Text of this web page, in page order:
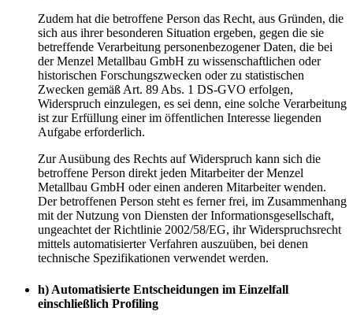
Zudem hat die betroffene Person das Recht, aus Gründen, die
sich aus ihrer besonderen Situation ergeben, gegen die sie
betreffende Verarbeitung personenbezogener Daten, die bei
der Menzel Metallbau GmbH zu wissenschaftlichen oder
historischen Forschungszwecken oder zu statistischen
Zwecken gemäß Art. 89 Abs. 1 DS-GVO erfolgen,
Widerspruch einzulegen, es sei denn, eine solche Verarbeitung
ist zur Erfüllung einer im öffentlichen Interesse liegenden
Aufgabe erforderlich.
Zur Ausübung des Rechts auf Widerspruch kann sich die
betroffene Person direkt jeden Mitarbeiter der Menzel
Metallbau GmbH oder einen anderen Mitarbeiter wenden.
Der betroffenen Person steht es ferner frei, im Zusammenhang
mit der Nutzung von Diensten der Informationsgesellschaft,
ungeachtet der Richtlinie 2002/58/EG, ihr Widerspruchsrecht
mittels automatisierter Verfahren auszuüben, bei denen
technische Spezifikationen verwendet werden.
h) Automatisierte Entscheidungen im Einzelfall
einschließlich Profiling